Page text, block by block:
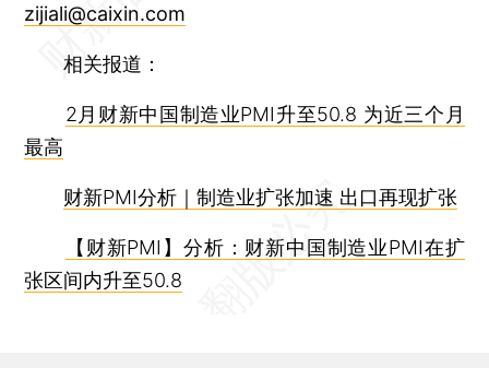
zijiali@caixin.com
相关报道：
2月财新中国制造业PMI升至50.8 为近三个月
最高
财新PMI分析｜制造业扩张加速 出口再现扩张
【财新PMI】分析：财新中国制造业PMI在扩
张区间内升至50.8